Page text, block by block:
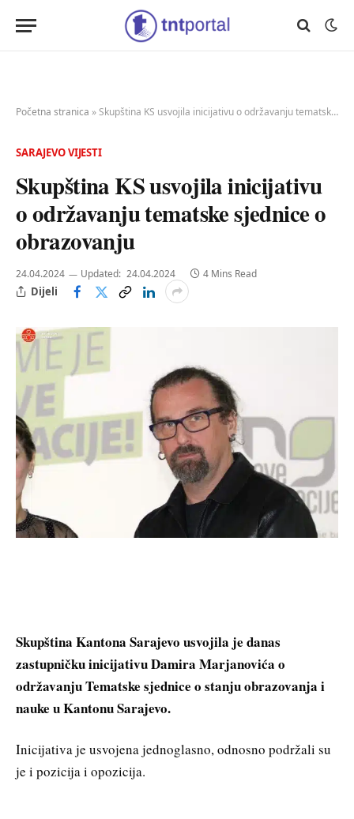
Početna stranica »Skupština KS usvojila inicijativu o održavanju tematske sjednice o obrazovanju
SARAJEVO VIJESTI
Skupština KS usvojila inicijativu
o održavanju tematske sjednice o
obrazovanju
24.04.2024 Updated: 24.04.2024 4 Mins Read
Dijeli
Skupština Kantona Sarajevo usvojila je danas
zastupničku inicijativu Damira Marjanovića o
održavanju Tematske sjednice o stanju obrazovanja i
nauke u Kantonu Sarajevo.
Inicijativa je usvojena jednoglasno, odnosno podržali su
je i pozicija i opozicija.